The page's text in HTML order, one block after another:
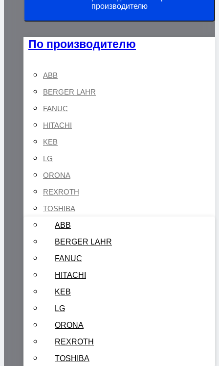
производителю
По производителю
ABB
BERGER LAHR
FANUC
HITACHI
KEB
LG
ORONA
REXROTH
TOSHIBA
ABB
BERGER LAHR
FANUC
HITACHI
KEB
LG
ORONA
REXROTH
TOSHIBA